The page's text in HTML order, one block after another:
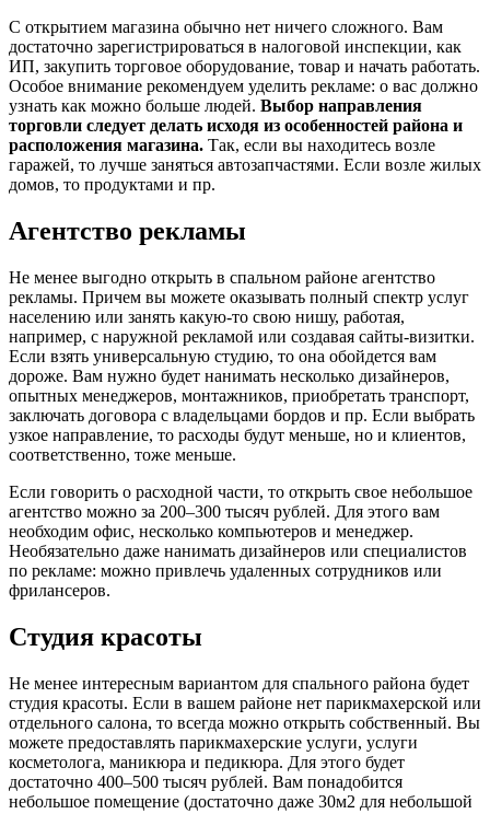
С открытием магазина обычно нет ничего сложного. Вам
достаточно зарегистрироваться в налоговой инспекции, как
ИП, закупить торговое оборудование, товар и начать работать.
Особое внимание рекомендуем уделить рекламе: о вас должно
узнать как можно больше людей. Выбор направления
торговли следует делать исходя из особенностей района и
расположения магазина. Так, если вы находитесь возле
гаражей, то лучше заняться автозапчастями. Если возле жилых
домов, то продуктами и пр.
Агентство рекламы
Не менее выгодно открыть в спальном районе агентство
рекламы. Причем вы можете оказывать полный спектр услуг
населению или занять какую-то свою нишу, работая,
например, с наружной рекламой или создавая сайты-визитки.
Если взять универсальную студию, то она обойдется вам
дороже. Вам нужно будет нанимать несколько дизайнеров,
опытных менеджеров, монтажников, приобретать транспорт,
заключать договора с владельцами бордов и пр. Если выбрать
узкое направление, то расходы будут меньше, но и клиентов,
соответственно, тоже меньше.
Если говорить о расходной части, то открыть свое небольшое
агентство можно за 200–300 тысяч рублей. Для этого вам
необходим офис, несколько компьютеров и менеджер.
Необязательно даже нанимать дизайнеров или специалистов
по рекламе: можно привлечь удаленных сотрудников или
фрилансеров.
Студия красоты
Не менее интересным вариантом для спального района будет
студия красоты. Если в вашем районе нет парикмахерской или
отдельного салона, то всегда можно открыть собственный. Вы
можете предоставлять парикмахерские услуги, услуги
косметолога, маникюра и педикюра. Для этого будет
достаточно 400–500 тысяч рублей. Вам понадобится
небольшое помещение (достаточно даже 30м2 для небольшой